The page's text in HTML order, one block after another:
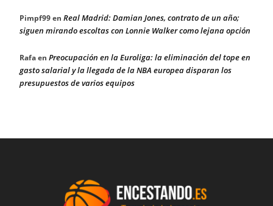
Pimpf99en Real Madrid: Damian Jones, contrato de un año;
siguen mirando escoltas con Lonnie Walker como lejana opción
Rafaen Preocupación en la Euroliga: la eliminación del tope en
gasto salarial y la llegada de la NBA europea disparan los
presupuestos de varios equipos